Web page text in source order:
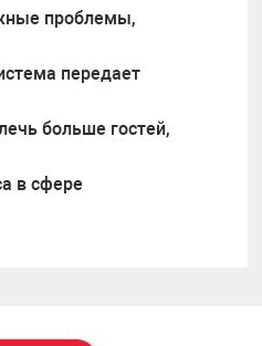
проблемы,
передает
больше гостей,
в сфере